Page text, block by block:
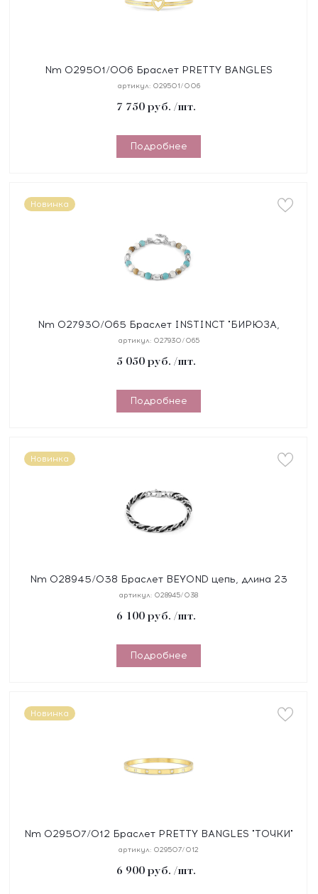
Nm 029501/006 Браслет PRETTY BANGLES
"СЕРДЦЕ" размер 17 см, сталь, цирконы, покрытие
артикул: 029501/006
7 750 руб. /шт.
Подробнее
Новинка
Nm 027930/065 Браслет INSTINCT "БИРЮЗА,
ЯШМА" размер 18-21 см, синтетический шнур, сталь,
артикул: 027930/065
5 050 руб. /шт.
Подробнее
Новинка
Nm 028945/038 Браслет BEYOND цепь, длина 23
см, сталь, покрытие черное PVD
артикул: 028945/038
6 100 руб. /шт.
Подробнее
Новинка
Nm 029507/012 Браслет PRETTY BANGLES "ТОЧКИ"
размер 17 см, сталь, цирконы, покрытие желтое PVD
артикул: 029507/012
6 900 руб. /шт.